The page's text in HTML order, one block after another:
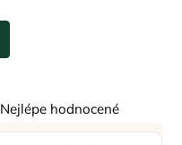
Nejlépe hodnocené